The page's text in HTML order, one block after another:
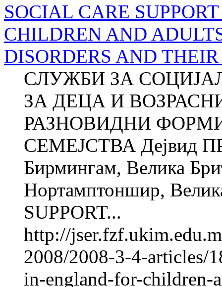
SOCIAL CARE
CHILDREN AND
DISORDERS AND
СЛУЖБИ ЗА
ЗА ДЕЦА И
РАЗНОВИДНИ
СЕМЕЈСТВА Дејвид
Бирмингам, Велика
Нортамптоншир,
SUPPORT...
http://
2008/2008-3-4-articles/
in-england-for-children-